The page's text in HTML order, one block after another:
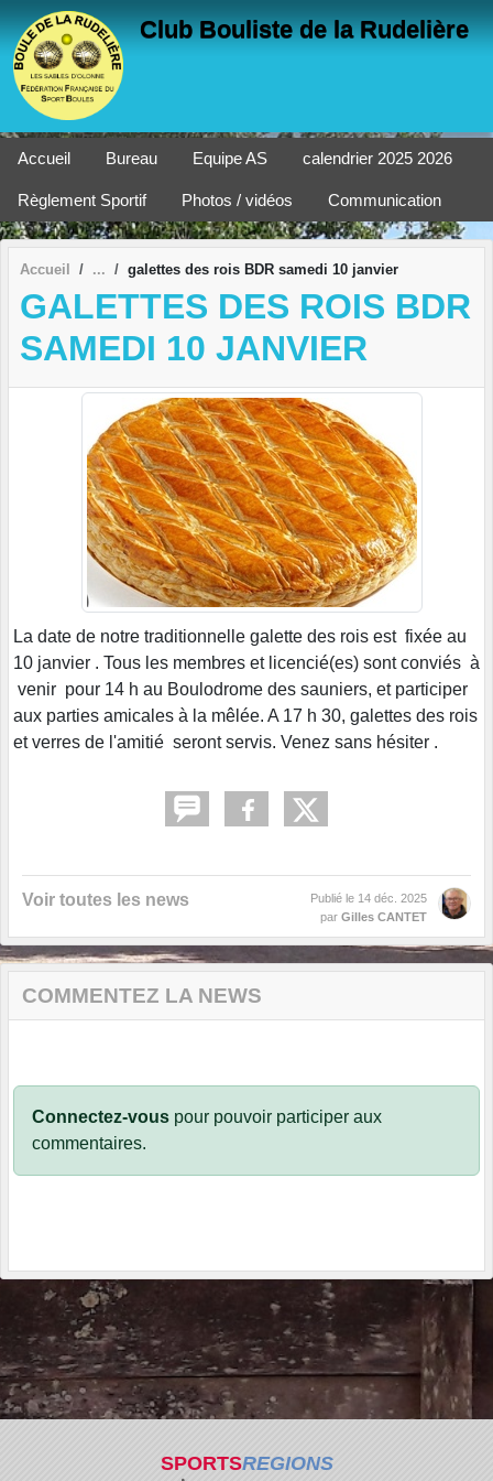
Club Bouliste de la Rudelière
Accueil Bureau Equipe AS calendrier 2025 2026
Règlement Sportif Photos / vidéos Communication
Accueil galettes des rois BDR samedi 10 janvier
GALETTES DES ROIS BDR
SAMEDI 10 JANVIER
La date de notre traditionnelle galette des rois est fixée au
10 janvier . Tous les membres et licencié(es) sont conviés à
venir pour 14 h au Boulodrome des sauniers, et participer
aux parties amicales à la mêlée. A 17 h 30, galettes des rois
et verres de l'amitié seront servis. Venez sans hésiter .
Voir toutes les news Publié le 14 déc. 2025
par Gilles CANTET
COMMENTEZ LA NEWS
Connectez-vous pour pouvoir participer aux
commentaires.
SPORTSREGIONS
Panneau de gestion des cookies